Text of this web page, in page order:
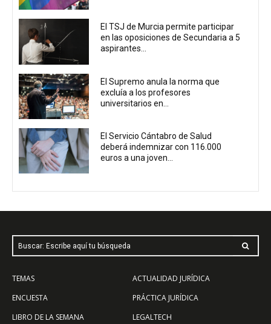
El TSJ de Murcia permite participar
en las oposiciones de Secundaria a 5
aspirantes...
El Supremo anula la norma que
excluía a los profesores
universitarios en...
El Servicio Cántabro de Salud
deberá indemnizar con 116.000
euros a una joven...
Buscar: Escribe aquí tu búsqueda
TEMAS
ENCUESTA
LIBRO DE LA SEMANA
ACTUALIDAD JURÍDICA
PRÁCTICA JURÍDICA
LEGALTECH